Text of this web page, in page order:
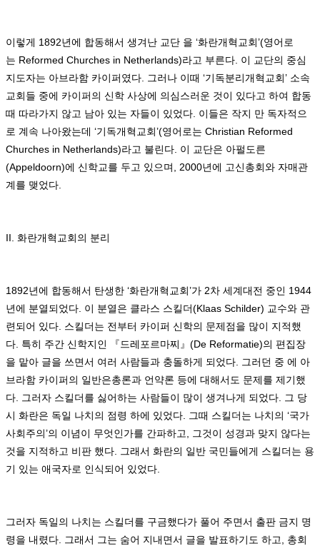
이렇게 1892년에 합동해서 생겨난 교단 을 ‘화란개혁교회’(영어로
는 Reformed Churches in Netherlands)라고 부른다 이 교단의 중심
지도자는 아브라함 카이퍼였다
그러나 이때 ‘기독분리개혁교회’ 소속
교회들 중에 카이퍼의 신학 사상에 의심스러운 것이 있다고 하여 합동
때 따라가지 않고 남아 있는 자들이 있었다 이들은 작지 만 독자적으
로 계속 나아왔는데 ‘기독개혁교회’(영어로는 Christian Reformed
Churches in Netherlands)라고 불린다 이 교단은 아펄도른
(Appeldoorn)에 신학교를 두고 있으며 , 2000년에 고신총회와 자매관
계를 맺었다
II. 화란개혁교회의 분리
1892년에 합동해서 탄생한 ‘화란개혁교회’가 2차 세계대전 중인 1944
년에 분열되었다 이 분열은 클라스 스킬더(Klaas Schilder) 교수와 관
련되어 있다 스킬더는 전부터 카이퍼 신학의 문제점을 많이 지적했
다 특히 주간 신학지인 『드레포르마찌 』 (De Reformatie)의 편집장
을 맡아 글을 쓰면서 여러 사람들과 충돌하게 되었다
그러던 중 에 아
브라함 카이퍼의 일반은총론과 언약론 등에 대해서도 문제를 제기했
다
그러자 스킬더를 싫어하는 사람들이 많이 생겨나게 되었다
그 당
시 화란은 독일 나치의 점령 하에 있었다
그때 스킬더는 나치의 ‘국가
사회주의’의 이념이 무엇인가를 간파하고
그것이 성경과 맞지 않다는
것을 지적하고 비판 했다
그래서 화란의 일반 국민들에게 스킬더는 용
기 있는 애국자로 인식되어 있었다
그러자 독일의 나치는 스킬더를 구금했다가 풀어 주면서 출판 금지 명
령을 내렸다
그래서 그는 숨어 지내면서 글을 발표하기도 하고
총회